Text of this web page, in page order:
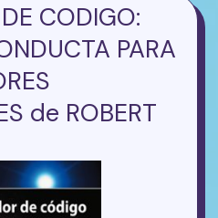
CODIGO:
PARA
de ROBERT